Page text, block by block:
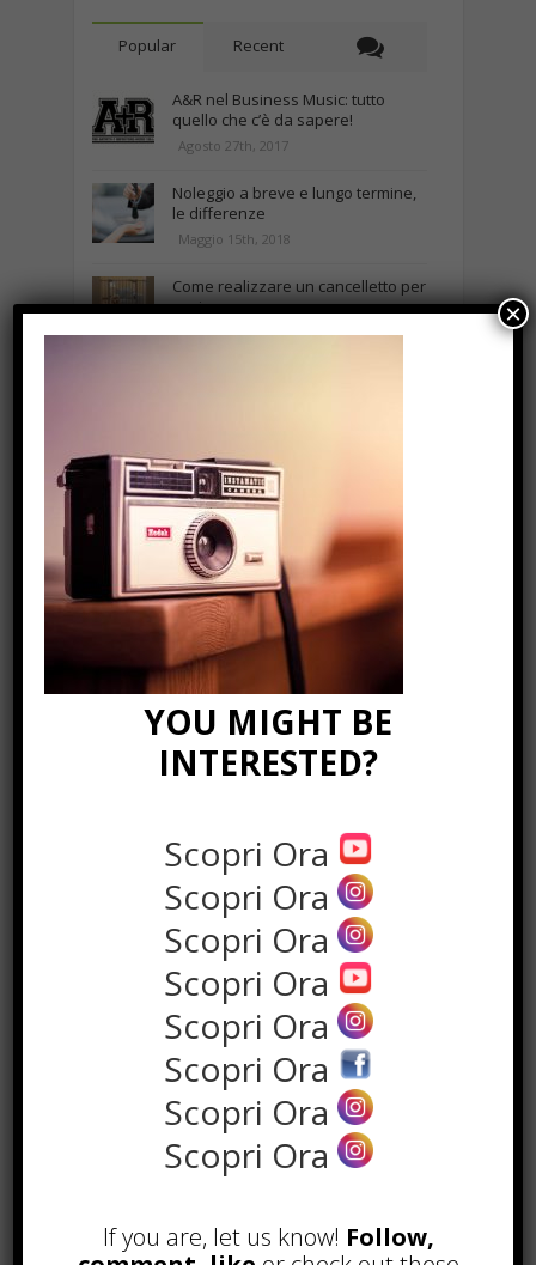
Popular Recent
A&R nel Business Music: tutto
quello che c’è da sapere!
Agosto 27th, 2017
Noleggio a breve e lungo termine,
le differenze
Maggio 15th, 2018
Come realizzare un cancelletto per
cani
Gennaio 9th, 2018
NEWS IN UNA FOTO
POPOLARI
A&R nel Business Music: tutto
quello che c’è da sapere!
Agosto 27th, 2017
Maggio 15th, 2018
YOU MIGHT BE
INTERESTED?
Scopri Ora
Scopri Ora
Scopri Ora
Scopri Ora
Scopri Ora
Scopri Ora
Scopri Ora
Scopri Ora
If you are, let us know! Follow,
×